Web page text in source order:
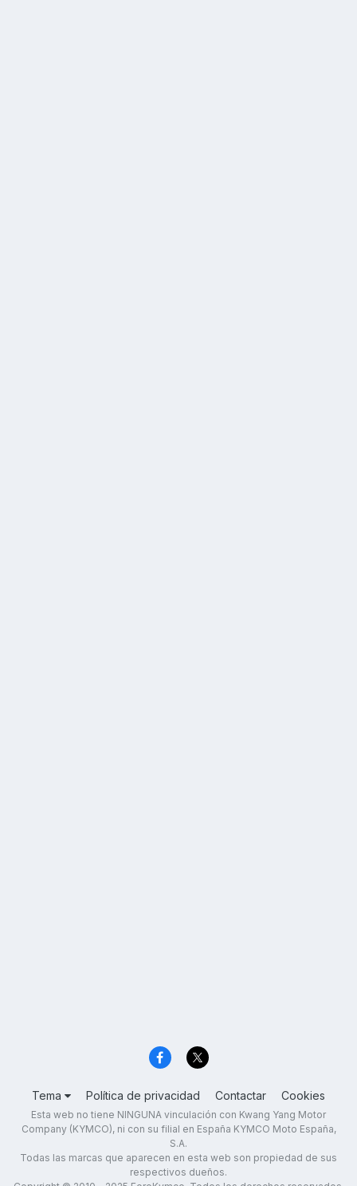
Tema Política de privacidad Contactar Cookies
Esta web no tiene NINGUNA vinculación con Kwang Yang Motor
Company (KYMCO), ni con su filial en España KYMCO Moto España,
S.A.
Todas las marcas que aparecen en esta web son propiedad de sus
respectivos dueños.